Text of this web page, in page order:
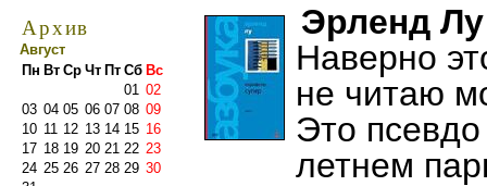
Архив
Август
Пн Вт Ср Чт Пт Сб Вс
01 02
03 04 05 06 07 08 09
10 11 12 13 14 15 16
17 18 19 20 21 22 23
24 25 26 27 28 29 30
Эрленд
Наверно
не читаю
Это
летнем